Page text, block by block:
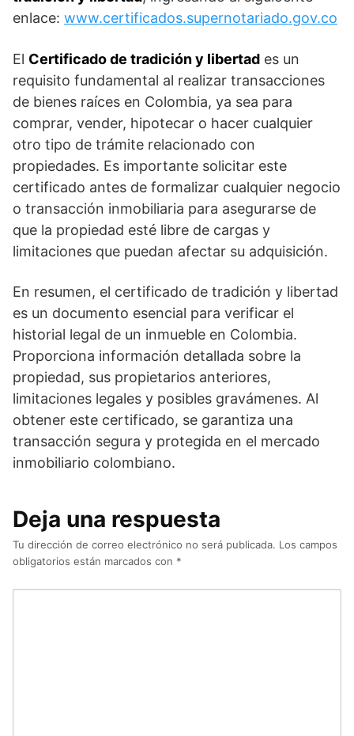
enlace: www.certificados.supernotariado.gov.co
El Certificado de tradición y libertad es un
requisito fundamental al realizar transacciones
de bienes raíces en Colombia, ya sea para
comprar, vender, hipotecar o hacer cualquier
otro tipo de trámite relacionado con
propiedades. Es importante solicitar este
certificado antes de formalizar cualquier negocio
o transacción inmobiliaria para asegurarse de
que la propiedad esté libre de cargas y
limitaciones que puedan afectar su adquisición.
En resumen, el certificado de tradición y libertad
es un documento esencial para verificar el
historial legal de un inmueble en Colombia.
Proporciona información detallada sobre la
propiedad, sus propietarios anteriores,
limitaciones legales y posibles gravámenes. Al
obtener este certificado, se garantiza una
transacción segura y protegida en el mercado
inmobiliario colombiano.
Deja una respuesta
Tu dirección de correo electrónico no será publicada. Los campos
obligatorios están marcados con *